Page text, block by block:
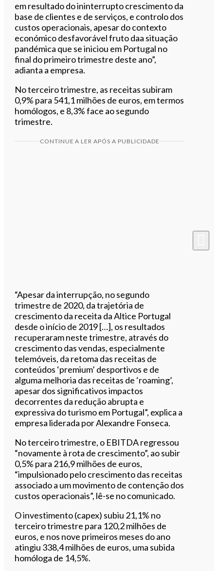
em resultado do ininterrupto crescimento da
base de clientes e de serviços, e controlo dos
custos operacionais, apesar do contexto
económico desfavorável fruto daa situação
pandémica que se iniciou em Portugal no
final do primeiro trimestre deste ano”,
adianta a empresa.
No terceiro trimestre, as receitas subiram
0,9% para 541,1 milhões de euros, em termos
homólogos, e 8,3% face ao segundo
trimestre.
CONTINUE A LER APÓS A PUBLICIDADE
“Apesar da interrupção, no segundo
trimestre de 2020, da trajetória de
crescimento da receita da Altice Portugal
desde o início de 2019 […], os resultados
recuperaram neste trimestre, através do
crescimento das vendas, especialmente
telemóveis, da retoma das receitas de
conteúdos ‘premium’ desportivos e de
alguma melhoria das receitas de ‘roaming’,
apesar dos significativos impactos
decorrentes da redução abrupta e
expressiva do turismo em Portugal”, explica a
empresa liderada por Alexandre Fonseca.
No terceiro trimestre, o EBITDA regressou
“novamente à rota de crescimento”, ao subir
0,5% para 216,9 milhões de euros,
“impulsionado pelo crescimento das receitas
associado a um movimento de contenção dos
custos operacionais”, lê-se no comunicado.
O investimento (capex) subiu 21,1% no
terceiro trimestre para 120,2 milhões de
euros, e nos nove primeiros meses do ano
atingiu 338,4 milhões de euros, uma subida
homóloga de 14,5%.